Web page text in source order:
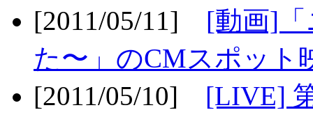
[2011/05/11] [動画]
た〜」のCMスポット
[2011/05/10] [LIVE]